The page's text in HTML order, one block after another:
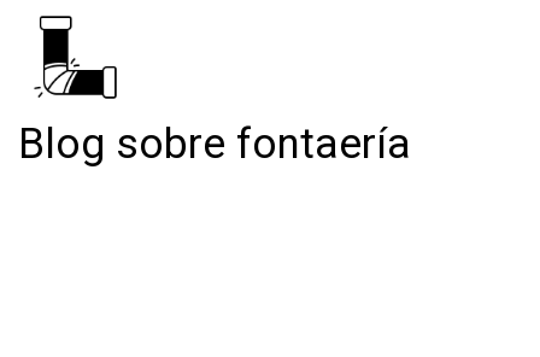
Blog sobre fontaería